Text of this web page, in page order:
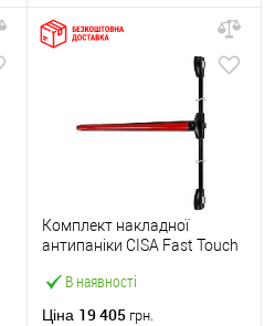
В наявності
Комплект накладної
антипаніки CISA Fast Touch
точковий вбік червона
Ціна 19 405 грн.